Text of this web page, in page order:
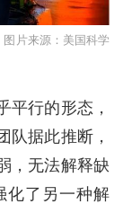
片来源：美国科学
平行的形态，
队据此推断，
，无法解释缺
化了另一种解